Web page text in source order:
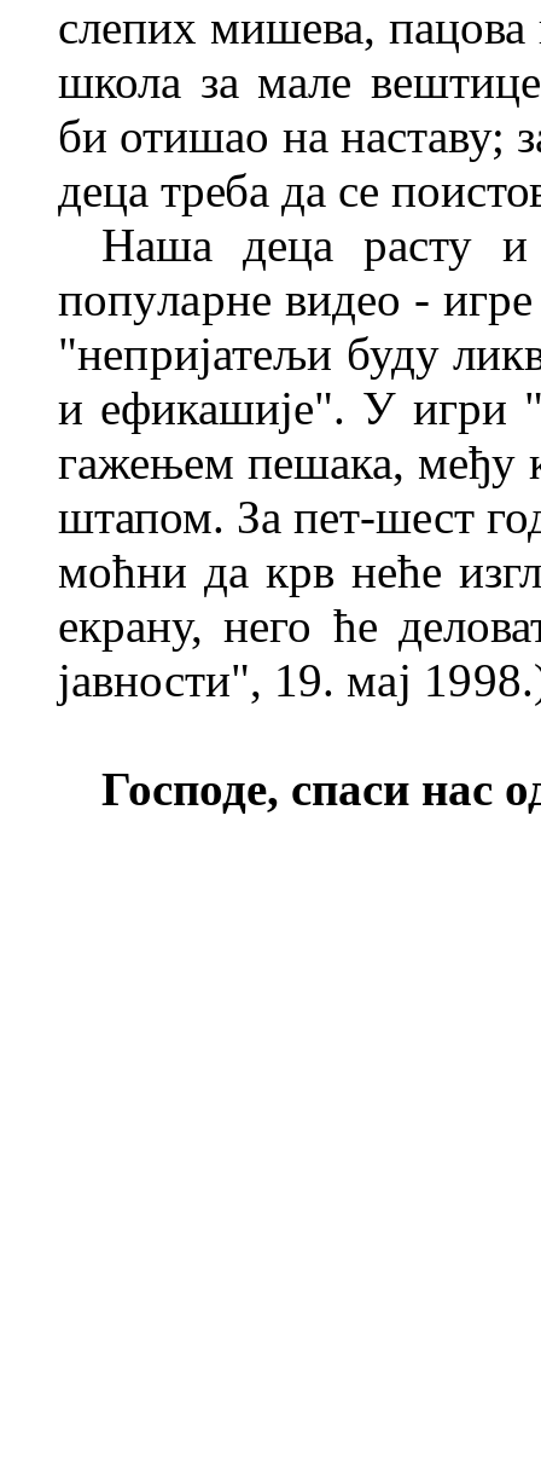
слепих мишева,
школа за мале
би отишао на наставу;
деца треба да се
Наша деца расту
популарне видео -
"непријатељи буду
и ефикашије". У игри
гажењем пешака, међу
штапом. За пет-шест
моћни да крв неће
екрану, него ће
јавности", 19. мај
Господе, спаси нас